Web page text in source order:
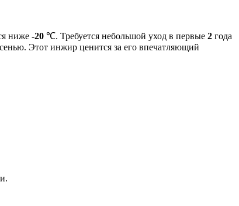
ниже -20 ℃. Требуется небольшой уход в первые 2 года
Этот инжир ценится за его впечатляющий